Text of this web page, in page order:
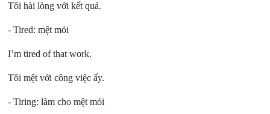
Tôi hài lòng với kết quả.
- Tired:mệt mỏi
I’m tired of that work.
Tôi mệt với công việc ấy.
- Tiring: làm cho mệt mỏi